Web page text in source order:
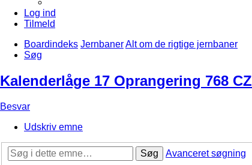
Log ind
Tilmeld
Boardindeks JernbanerAlt om de rigtige jernbaner
Søg
Kalenderlåge 17 Oprangering 768
Besvar
Udskriv emne
Søg
Avanceret søgning